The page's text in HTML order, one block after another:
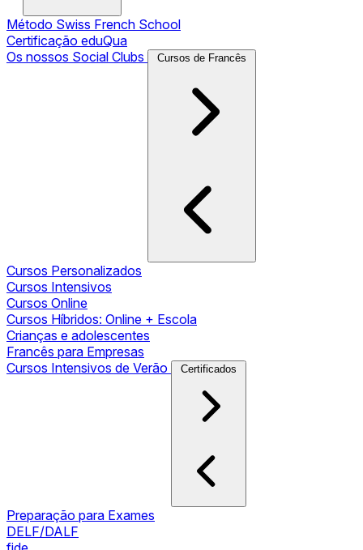
Método Swiss French School
Certificação eduQua
Os nossos Social Clubs
Cursos de Francês
Cursos Personalizados
Cursos Intensivos
Cursos Online
Cursos Híbridos: Online + Escola
Crianças e adolescentes
Francês para Empresas
Cursos Intensivos de Verão
Certificados
Preparação para Exames
DELF/DALF